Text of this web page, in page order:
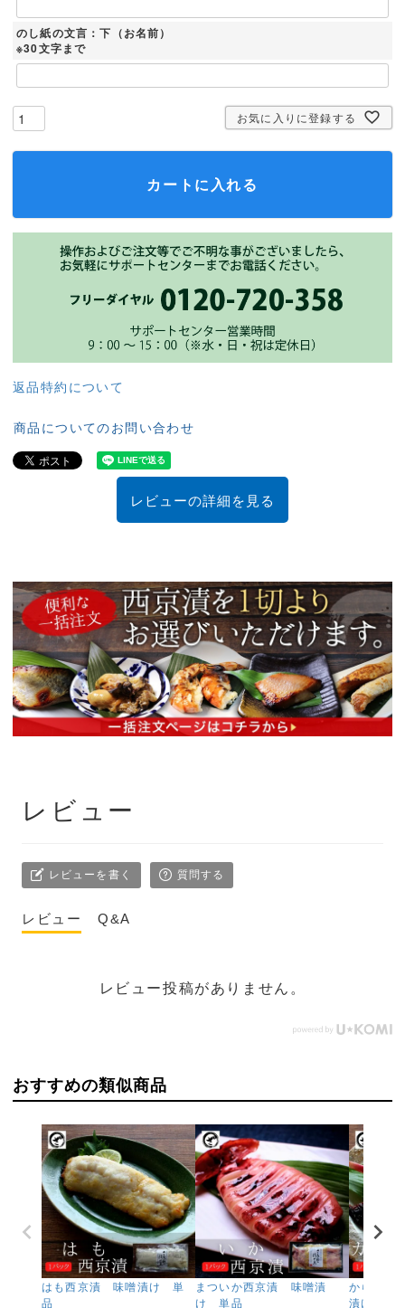
のし紙の文言：下（お名前）
※30文字まで
お気に入りに登録する
カートに入れる
返品特約について
商品についてのお問い合わせ
レビューの詳細を見る
レビュー
レビューを書く 質問する
レビュー Q&A
レビュー投稿がありません。
おすすめの類似商品
はも西京漬 味噌漬け 単
品
まついか西京漬 味噌漬
け 単品
からすか
漬け 単